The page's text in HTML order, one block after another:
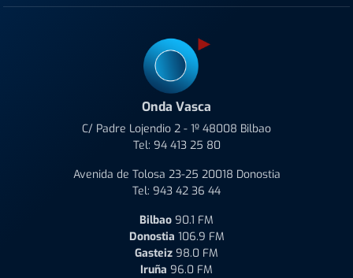
Onda Vasca
C/ Padre Lojendio 2 - 1º 48008 Bilbao
Tel: 94 413 25 80
Avenida de Tolosa 23-25 20018 Donostia
Tel: 943 42 36 44
Bilbao 90.1 FM
Donostia 106.9 FM
Gasteiz 98.0 FM
Iruña 96.0 FM